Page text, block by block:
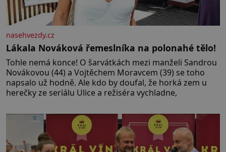
nasehvezdy.cz
Lákala Nováková řemeslníka na polonahé tělo!
Tohle nemá konce! O šarvátkách mezi manželi Sandrou
Novákovou (44) a Vojtěchem Moravcem (39) se toho
napsalo už hodně. Ale kdo by doufal, že horká zem u
herečky ze seriálu Ulice a režiséra vychladne,